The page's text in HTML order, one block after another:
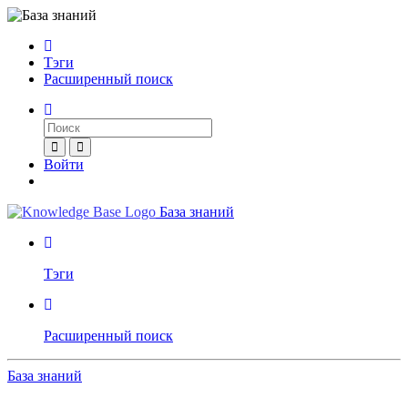
Тэги
Расширенный поиск
Войти
База знаний
Тэги
Расширенный поиск
База знаний